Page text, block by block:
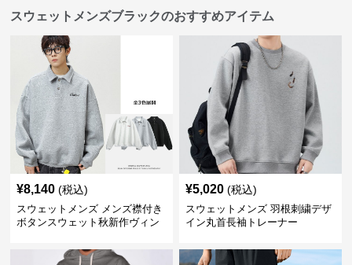
スウェットメンズブラックのおすすめアイテム
¥8,140 (税込)
スウェットメンズ メンズ襟付き
ボタンスウェット秋新作ヴィン
¥5,020 (税込)
スウェットメンズ 羽根刺繍デザ
イン丸首長袖トレーナー